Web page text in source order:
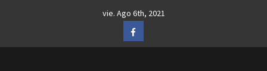
vie. Ago 6th, 2021
Facebook